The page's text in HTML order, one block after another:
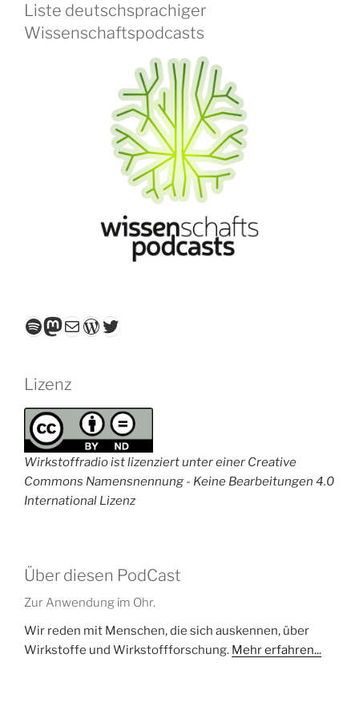
Liste deutschsprachiger
Wissenschaftspodcasts
Spotify
Mastodon
E-MailWordPress
Twitter
Lizenz
Wirkstoffradio ist lizenziert unter einer Creative
Commons Namensnennung - Keine Bearbeitungen 4.0
International Lizenz
Über diesen PodCast
Zur Anwendung im Ohr.
Wir reden mit Menschen, die sich auskennen, über
Wirkstoffe und Wirkstoffforschung. Mehr erfahren...